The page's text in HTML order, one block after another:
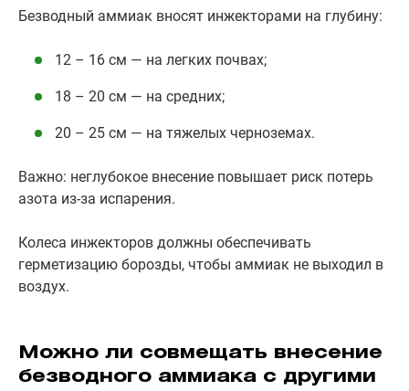
Безводный аммиак вносят инжекторами на глубину:
12 – 16 см — на легких почвах;
18 – 20 см — на средних;
20 – 25 см — на тяжелых черноземах.
Важно: неглубокое внесение повышает риск потерь
азота из-за испарения.
Колеса инжекторов должны обеспечивать
герметизацию борозды, чтобы аммиак не выходил в
воздух.
Можно ли совмещать внесение
безводного аммиака с другими